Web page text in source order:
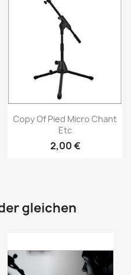
Vorschau
Copy Of Pied Micro Chant
Etc
2,00 €
gleichen